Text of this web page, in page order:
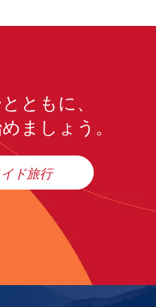
ともに、
ましょう。
ド旅行